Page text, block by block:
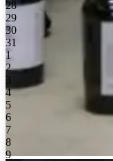
28
29
30
31
1
2
3
4
5
6
7
8
9